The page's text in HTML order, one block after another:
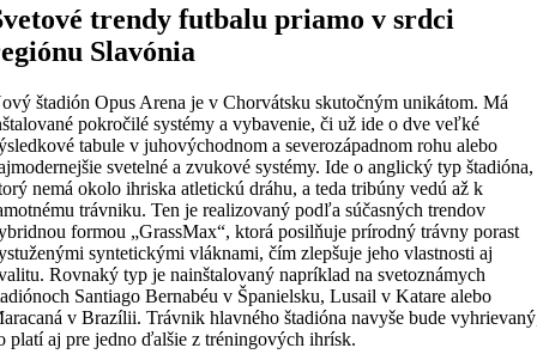
trendy futbalu priamo v srdci
Slavónia
štadión Opus Arena je v Chorvátsku skutočným unikátom. Má
pokročilé systémy a vybavenie, či už ide o dve veľké
tabule v juhovýchodnom a severozápadnom rohu alebo
svetelné a zvukové systémy. Ide o anglický typ štadióna,
nemá okolo ihriska atletickú dráhu, a teda tribúny vedú až k
trávniku. Ten je realizovaný podľa súčasných trendov
formou „GrassMax“, ktorá posilňuje prírodný trávny porast
syntetickými vláknami, čím zlepšuje jeho vlastnosti aj
Rovnaký typ je nainštalovaný napríklad na svetoznámych
Santiago Bernabéu v Španielsku, Lusail v Katare alebo
v Brazílii. Trávnik hlavného štadióna navyše bude
platí aj pre jedno ďalšie z tréningových ihrísk.